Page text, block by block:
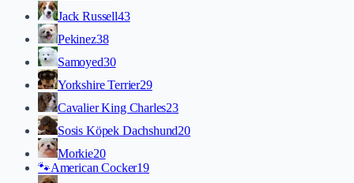
Jack Russell43
Pekinez38
Samoyed30
Yorkshire Terrier29
Cavalier King Charles23
Sosis Köpek Dachshund20
Morkie20
🐾American Cocker19